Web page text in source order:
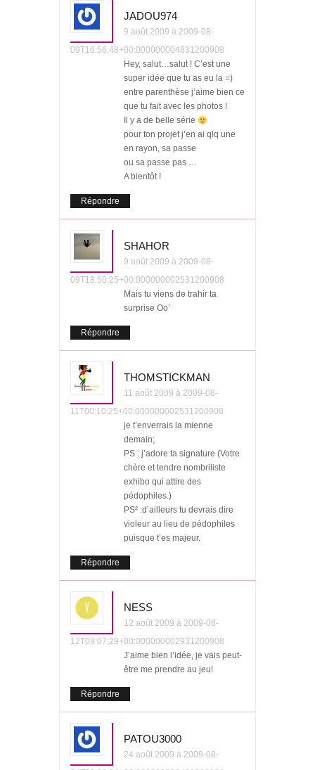
JADOU974
9 août 2009 à 2009-08-
09T16:56:48+00:000000004831200908
Hey, salut…salut ! C’est une
super idée que tu as eu la =)
entre parenthèse j’aime bien ce
que tu fait avec les photos !
Il y a de belle série
pour ton projet j’en ai qlq une
en rayon, sa passe
ou sa passe pas …
A bientôt !
Répondre
SHAHOR
9 août 2009 à 2009-08-
09T18:50:25+00:000000002531200908
Mais tu viens de trahir ta
surprise Oo’
Répondre
THOMSTICKMAN
11 août 2009 à 2009-08-
11T00:10:25+00:000000002531200908
je t’enverrais la mienne
demain;
PS : j’adore ta signature (Votre
chère et tendre nombriliste
exhibo qui attire des
pédophiles.)
PS² :d’ailleurs tu devrais dire
violeur au lieu de pédophiles
puisque t’es majeur.
Répondre
NESS
12 août 2009 à 2009-08-
12T09:07:29+00:000000002931200908
J’aime bien l’idée, je vais peut-
être me prendre au jeu!
Répondre
PATOU3000
24 août 2009 à 2009-08-